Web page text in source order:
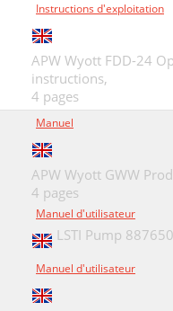
Instructions d'exploitation
APW Wyott FDD-24
instructions,
4 pages
Manuel
APW Wyott GWW
4 pages
Manuel d'utilisateur
LSTI Pump
Manuel d'utilisateur